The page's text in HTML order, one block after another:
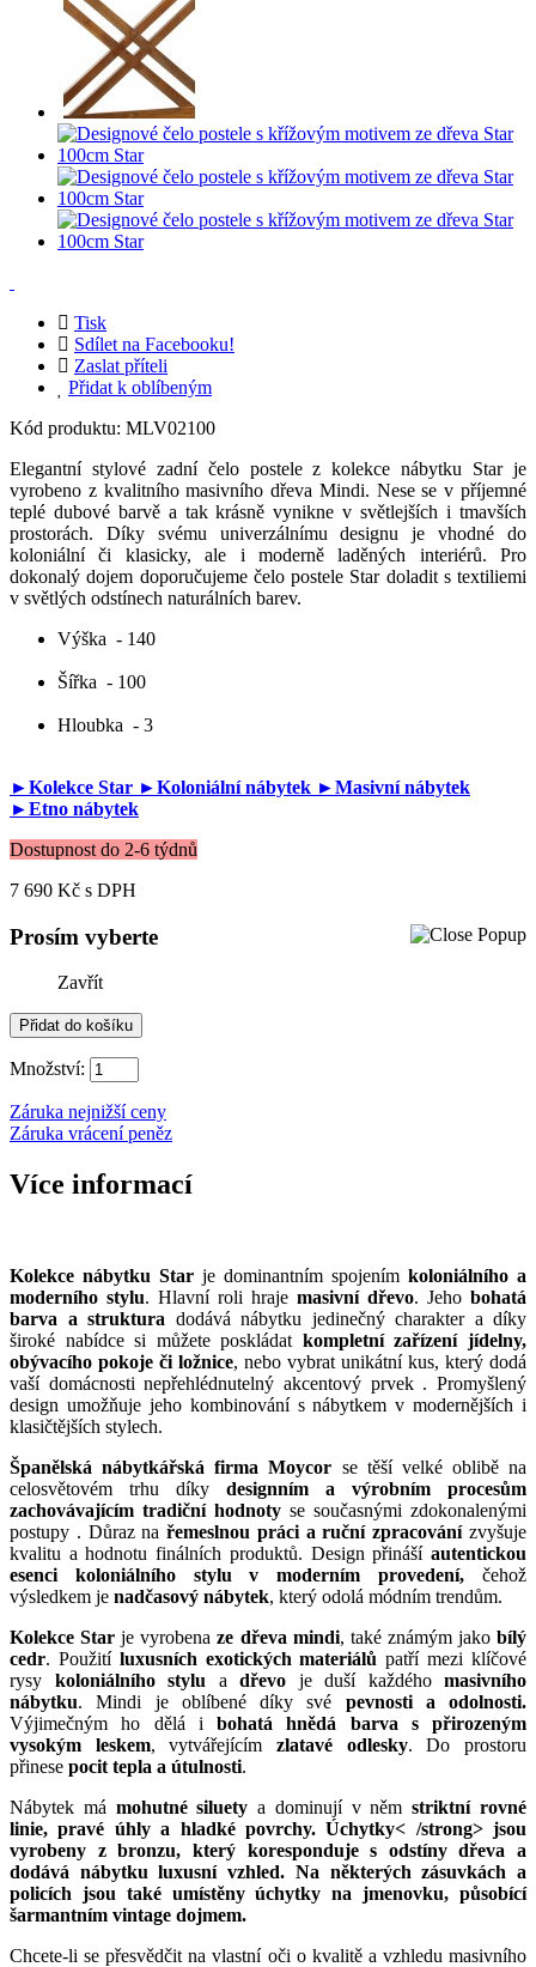
Tisk
Sdílet na Facebooku!
Zaslat příteli
Přidat k oblíbeným
Kód produktu: MLV02100
Elegantní stylové zadní čelo postele z kolekce nábytku Star je
vyrobeno z kvalitního masivního dřeva Mindi. Nese se v příjemné
teplé dubové barvě a tak krásně vynikne v světlejších i tmavších
prostorách. Díky svému univerzálnímu designu je vhodné do
koloniální či klasicky, ale i moderně laděných interiérů. Pro
dokonalý dojem doporučujeme čelo postele Star doladit s textiliemi
v světlých odstínech naturálních barev.
Výška - 140
Šířka - 100
Hloubka - 3
►Kolekce Star ►Koloniální nábytek ►Masivní nábytek
►Etno nábytek
Dostupnost do 2-6 týdnů
7 690 Kč s DPH
Prosím vyberte
Zavřít
Množství:
Záruka nejnižší ceny
Záruka vrácení peněz
Více informací
Kolekce nábytku Star je dominantním spojením koloniálního a
moderního stylu. Hlavní roli hraje masivní dřevo. Jeho bohatá
barva a struktura dodává nábytku jedinečný charakter a díky
široké nabídce si můžete poskládat kompletní zařízení jídelny,
obývacího pokoje či ložnice, nebo vybrat unikátní kus, který dodá
vaší domácnosti nepřehlédnutelný akcentový prvek . Promyšlený
design umožňuje jeho kombinování s nábytkem v modernějších i
klasičtějších stylech.
Španělská nábytkářská firma Moycor se těší velké oblibě na
celosvětovém trhu díky designním a výrobním procesům
zachovávajícím tradiční hodnoty se současnými zdokonalenými
postupy . Důraz nařemeslnou práci a ruční zpracovánízvyšuje
kvalitu a hodnotu finálních produktů. Design přináší autentickou
esenci koloniálního stylu v moderním provedení, čehož
výsledkem je nadčasový nábytek, který odolá módním trendům.
Kolekce Star je vyrobenaze dřeva mindi, také známým jakobílý
cedr. Použití luxusních exotických materiálů patří mezi klíčové
rysy koloniálního stylu a dřevo je duší každého masivního
nábytku. Mindi je oblíbené díky své pevnosti a odolnosti.
Výjimečným ho dělá i bohatá hnědá barva s přirozeným
vysokým leskem, vytvářejícímzlatavé odlesky. Do prostoru
přinese pocit tepla a útulnosti.
Nábytek má mohutné siluety a dominují v němstriktní rovné
linie, pravé úhly a hladké povrchy. Úchytky< /strong> jsou
vyrobeny z bronzu, který koresponduje s odstíny dřeva a
dodává nábytkuluxusní vzhled. Na některých zásuvkách a
policích jsou také umístěnyúchytky na jmenovku, působící
šarmantním vintage dojmem.
Chcete-li se přesvědčit na vlastní oči o kvalitě a vzhledu masivního